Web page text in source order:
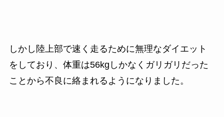
しかし陸上部で速く走るために無理なダイエット
をしており、体重は56kgしかなくガリガリだった
ことから不良に絡まれるようになりました。